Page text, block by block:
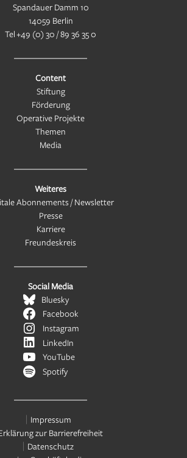
Spandauer Damm 10
14059 Berlin
Tel+49 (0) 30 / 89 36 35 0
Content
Stiftung
Förderung
Operative Projekte
Themen
Media
Weiteres
Abonnements / Newsletter
Presse
Karriere
Freundeskreis
Social Media
Bluesky
Facebook
Instagram
LinkedIn
YouTube
Spotify
Impressum
zur Barrierefreiheit
Datenschutz